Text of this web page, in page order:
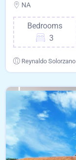
NA
Bedrooms
3
Reynaldo Solorzano